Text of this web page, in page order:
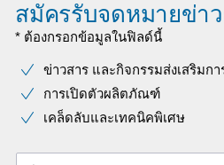
สมัครรับจดหมายข่าว
* ต้องกรอกข้อมูลในฟิลด์นี้
ข่าวสาร และกิจกรรมส่งเสริมกา
การเปิดตัวผลิตภัณฑ์
เคล็ดลับและเทคนิคพิเศษ